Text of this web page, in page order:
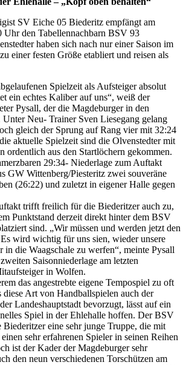
SV Eiche 05 Biederitz empfängt am
Uhr den Tabellennachbarn BSV 93
haben sich nach nur einer Saison im
einer festen Größe etabliert und reisen als
Spielzeit als Aufsteiger absolut
ein echtes Kaliber auf uns“, weiß der
Pysall, der die Magdeburger in den
Neu- Trainer Sven Liesegang gelang
gleich der Sprung auf Rang vier mit 32:24
aktuelle Spielzeit sind die Olvenstedter mit
ordentlich aus den Startlöchern gekommen.
29:34- Niederlage zum Auftakt
GW Wittenberg/Piesteritz zwei souveräne
(26:22) und zuletzt in eigener Halle gegen
trifft freilich für die Biederitzer auch zu,
Punktstand derzeit direkt hinter dem BSV
sind. „Wir müssen und werden jetzt den
wird wichtig für uns sien, wieder unsere
in die Waagschale zu werfen“, meinte Pysall
Saisonniederlage am letzten
in Wolfen.
das angestrebte eigene Tempospiel zu oft
diese Art von Handballspielen auch der
Landeshauptstadt bevorzugt, lässt auf ein
Spiel in der Ehlehalle hoffen. Der BSV
eine sehr junge Truppe, die mit
sehr erfahrenen Spieler in seinen Reihen
ist der Kader der Magdeburger sehr
den neun verschiedenen Torschützen am